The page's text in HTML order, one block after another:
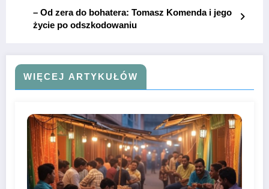
– Od zera do bohatera: Tomasz Komenda i jego
życie po odszkodowaniu
WIĘCEJ ARTYKUŁÓW